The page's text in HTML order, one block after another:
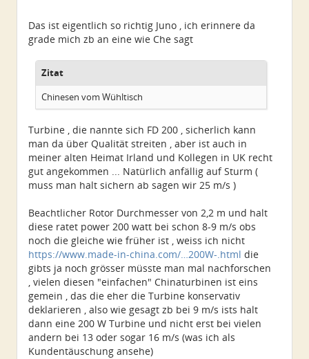
Das ist eigentlich so richtig Juno , ich erinnere da
grade mich zb an eine wie Che sagt
Zitat
Chinesen vom Wühltisch
Turbine , die nannte sich FD 200 , sicherlich kann
man da über Qualität streiten , aber ist auch in
meiner alten Heimat Irland und Kollegen in UK recht
gut angekommen ... Natürlich anfällig auf Sturm (
muss man halt sichern ab sagen wir 25 m/s )
Beachtlicher Rotor Durchmesser von 2,2 m und halt
diese ratet power 200 watt bei schon 8-9 m/s obs
noch die gleiche wie früher ist , weiss ich nicht
https://www.made-in-china.com/…200W-.html die
gibts ja noch grösser müsste man mal nachforschen
, vielen diesen "einfachen" Chinaturbinen ist eins
gemein , das die eher die Turbine konservativ
deklarieren , also wie gesagt zb bei 9 m/s ists halt
dann eine 200 W Turbine und nicht erst bei vielen
andern bei 13 oder sogar 16 m/s (was ich als
Kundentäuschung ansehe)